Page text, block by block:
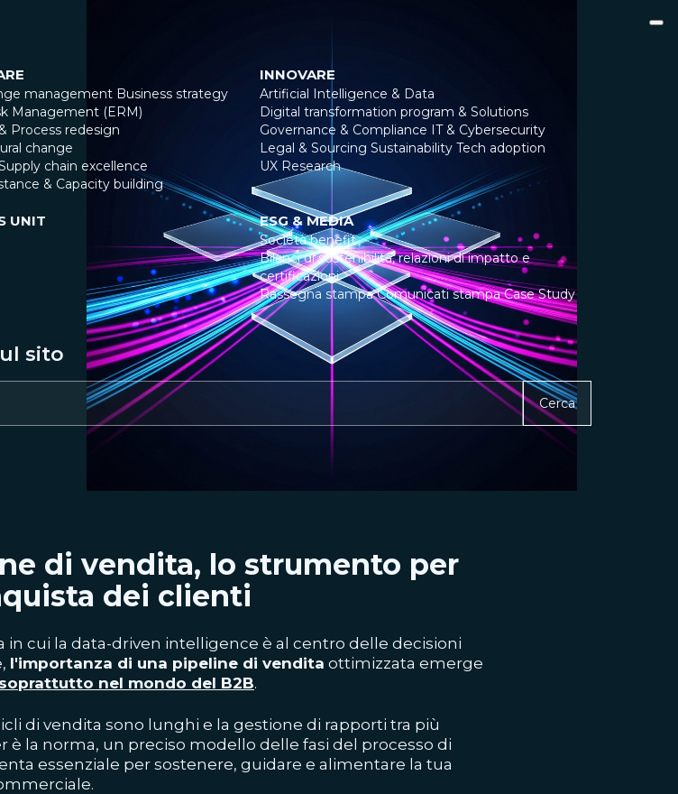
management Business strategy
Management (ERM)
Process redesign
change
chain excellence
& Capacity building
INNOVARE
Artificial Intelligence & Data
Digital transformation program & Solutions
Governance & Compliance IT & Cybersecurity
Legal & Sourcing Sustainability Tech adoption
UX Research
UNIT ESG & MEDIA
Società benefit
Bilanci di sostenibilità, relazioni di impatto e
certificazioni
Rassegna stampa Comunicati stampa Case Study
sito
Cerca
di vendita, lo strumento per
dei clienti
in cui la data-driven intelligence è al centro delle decisioni
l'importanza di una pipeline di vendita ottimizzata emerge
soprattutto nel mondo del B2B.
di vendita sono lunghi e la gestione di rapporti tra più
è la norma, un preciso modello delle fasi del processo di
essenziale per sostenere, guidare e alimentare la tua